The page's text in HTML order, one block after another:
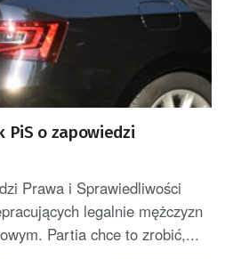
Prawa i Sprawiedliwości
legalnie mężczyzn
Partia chce to zrobić,...